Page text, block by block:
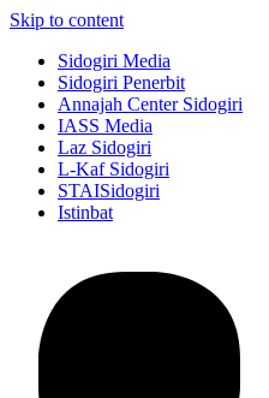
Skip to content
Sidogiri Media
Sidogiri Penerbit
Annajah Center Sidogiri
IASS Media
Laz Sidogiri
L-Kaf Sidogiri
STAISidogiri
Istinbat